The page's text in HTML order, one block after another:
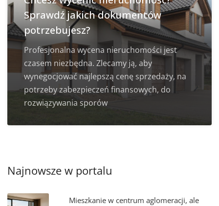
Sprawdź jakich dokumentów
potrzebujesz?
Profesjonalna wycena nieruchomości jest
czasem niezbędna. Zlecamy ją, aby
wynegocjować najlepszą cenę sprzedaży, na
potrzeby zabezpieczeń finansowych, do
rozwiązywania sporów
Najnowsze w portalu
Mieszkanie w centrum aglomeracji, ale